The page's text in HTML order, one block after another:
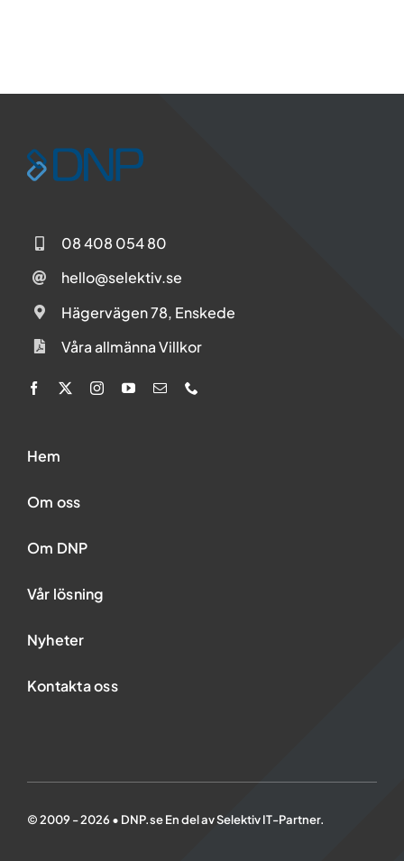
08 408 054 80
hello@selektiv.se
Hägervägen 78, Enskede
Våra allmänna Villkor
Hem
Om oss
Om DNP
Vår lösning
Nyheter
Kontakta oss
© 2009 - 2026 • DNP.se En del av Selektiv IT-Partner.